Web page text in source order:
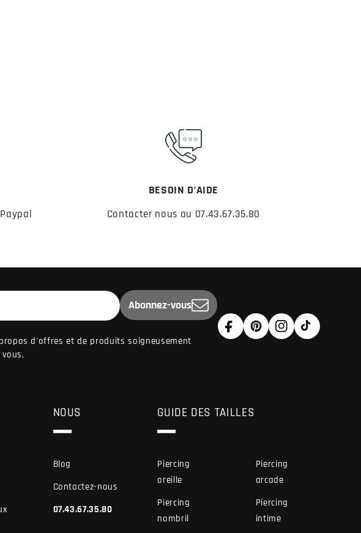
BESOIN D’AIDE
Contacter nous au 07.43.67.35.80
Abonnez-vous
d'offres et de produits soigneusement
FacebookPinterestInstagram
TikTok
NOUS
Blog
Contactez-nous
07.43.67.35.80
GUIDE DES TAILLES
Piercing
oreille
Piercing
nombril
Piercing
arcade
Piercing
intime